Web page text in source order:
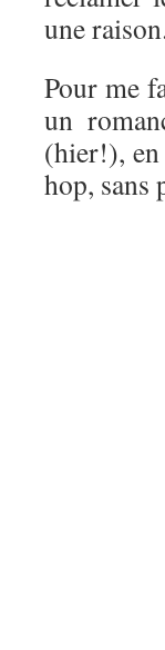
une
Pour me
un
(hier!), en
hop, sans